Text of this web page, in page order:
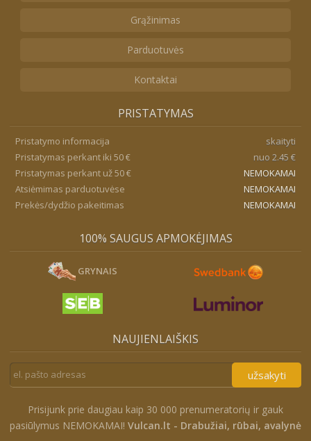
Grąžinimas
Parduotuvės
Kontaktai
PRISTATYMAS
Pristatymo informacija
skaityti
Pristatymas perkant iki 50 €
nuo 2.45 €
Pristatymas perkant už 50 €
NEMOKAMAI
Atsiėmimas parduotuvėse
NEMOKAMAI
Prekės/dydžio pakeitimas
NEMOKAMAI
100% SAUGUS APMOKĖJIMAS
GRYNAIS
NAUJIENLAIŠKIS
užsakyti
Prisijunk prie daugiau kaip 30 000 prenumeratorių ir gauk
pasiūlymus NEMOKAMAI! Vulcan.lt - Drabužiai, rūbai, avalynė